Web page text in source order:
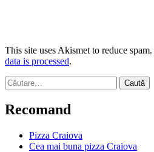
This site uses Akismet to reduce spam.
data is processed.
Caută
după:
Recomand
Pizza Craiova
Cea mai buna pizza Craiova